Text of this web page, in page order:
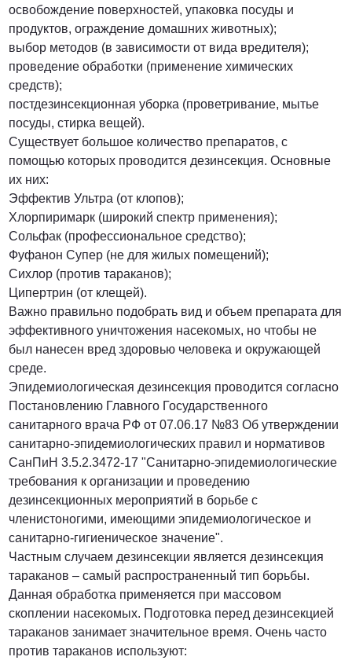
освобождение поверхностей, упаковка посуды и
продуктов, ограждение домашних животных);
выбор методов (в зависимости от вида вредителя);
проведение обработки (применение химических
средств);
постдезинсекционная уборка (проветривание, мытье
посуды, стирка вещей).
Существует большое количество препаратов, с
помощью которых проводится дезинсекция. Основные
их них:
Эффектив Ультра (от клопов);
Хлорпиримарк (широкий спектр применения);
Сольфак (профессиональное средство);
Фуфанон Супер (не для жилых помещений);
Сихлор (против тараканов);
Ципертрин (от клещей).
Важно правильно подобрать вид и объем препарата для
эффективного уничтожения насекомых, но чтобы не
был нанесен вред здоровью человека и окружающей
среде.
Эпидемиологическая дезинсекция проводится согласно
Постановлению Главного Государственного
санитарного врача РФ от 07.06.17 №83 Об утверждении
санитарно-эпидемиологических правил и нормативов
СанПиН 3.5.2.3472-17 "Санитарно-эпидемиологические
требования к организации и проведению
дезинсекционных мероприятий в борьбе с
членистоногими, имеющими эпидемиологическое и
санитарно-гигиеническое значение".
Частным случаем дезинсекции является дезинсекция
тараканов – самый распространенный тип борьбы.
Данная обработка применяется при массовом
скоплении насекомых. Подготовка перед дезинсекцией
тараканов занимает значительное время. Очень часто
против тараканов используют: